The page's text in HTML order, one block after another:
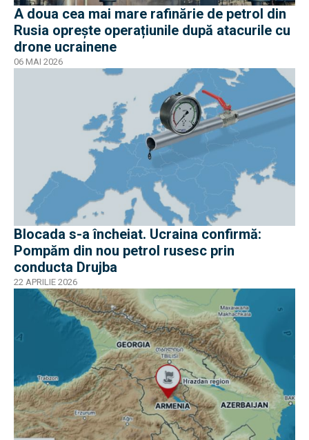
A doua cea mai mare rafinărie de petrol din
Rusia oprește operațiunile după atacurile cu
drone ucrainene
06 MAI 2026
Blocada s-a încheiat. Ucraina confirmă:
Pompăm din nou petrol rusesc prin
conducta Drujba
22 APRILIE 2026